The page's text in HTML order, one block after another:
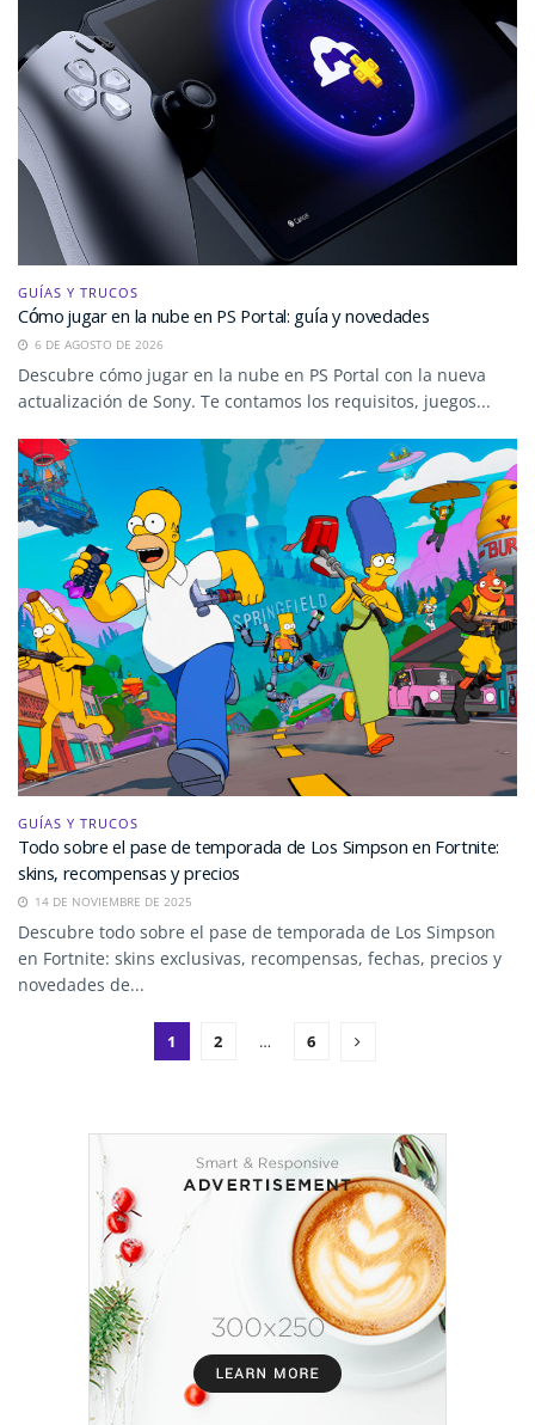
GUÍAS Y TRUCOS
Cómo jugar en la nube en PS Portal: guía y novedades
6 DE AGOSTO DE 2026
Descubre cómo jugar en la nube en PS Portal con la nueva
actualización de Sony. Te contamos los requisitos, juegos...
GUÍAS Y TRUCOS
Todo sobre el pase de temporada de Los Simpson en Fortnite:
skins, recompensas y precios
14 DE NOVIEMBRE DE 2025
Descubre todo sobre el pase de temporada de Los Simpson
en Fortnite: skins exclusivas, recompensas, fechas, precios y
novedades de...
1 2 … 6